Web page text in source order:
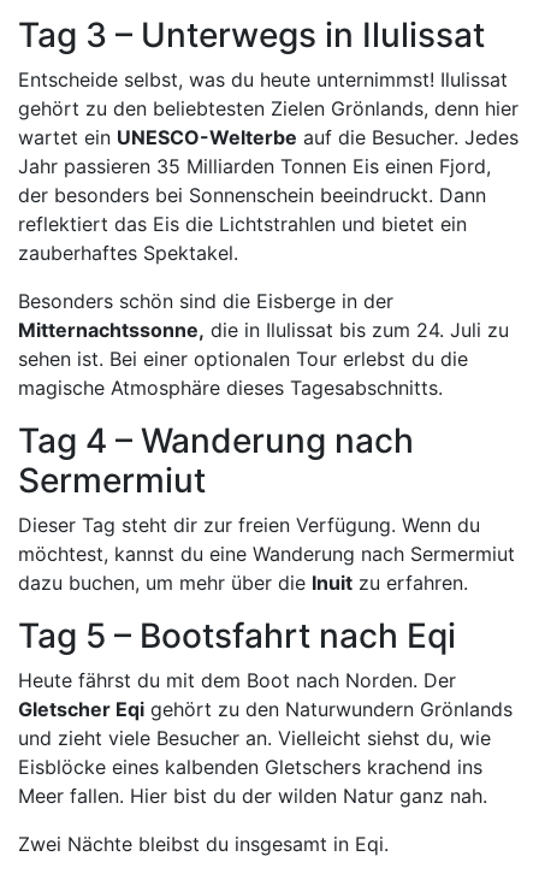
Tag 3 – Unterwegs in Ilulissat
Entscheide selbst, was du heute unternimmst! Ilulissat
gehört zu den beliebtesten Zielen Grönlands, denn hier
wartet ein UNESCO-Welterbe auf die Besucher. Jedes
Jahr passieren 35 Milliarden Tonnen Eis einen Fjord,
der besonders bei Sonnenschein beeindruckt. Dann
reflektiert das Eis die Lichtstrahlen und bietet ein
zauberhaftes Spektakel.
Besonders schön sind die Eisberge in der
Mitternachtssonne, die in Ilulissat bis zum 24. Juli zu
sehen ist. Bei einer optionalen Tour erlebst du die
magische Atmosphäre dieses Tagesabschnitts.
Tag 4 – Wanderung nach
Sermermiut
Dieser Tag steht dir zur freien Verfügung. Wenn du
möchtest, kannst du eine Wanderung nach Sermermiut
dazu buchen, um mehr über die Inuit zu erfahren.
Tag 5 – Bootsfahrt nach Eqi
Heute fährst du mit dem Boot nach Norden. Der
Gletscher Eqi gehört zu den Naturwundern Grönlands
und zieht viele Besucher an. Vielleicht siehst du, wie
Eisblöcke eines kalbenden Gletschers krachend ins
Meer fallen. Hier bist du der wilden Natur ganz nah.
Zwei Nächte bleibst du insgesamt in Eqi.